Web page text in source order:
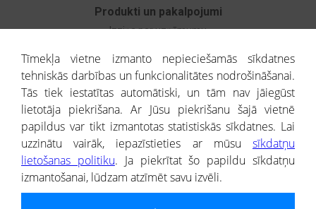
Produkti un pakalpojumi
Izziņa par uzņēmumu
Dzimtas koks
Uzņēmumu atlase
Monitorings
Kredītizziņa par ārvalstu uzņēmumiem
® CREDITREFORM Latvija
SIA
Tīmekļa vietne izmanto nepieciešamās sīkdatnes
tehniskās darbības un funkcionalitātes nodrošināšanai.
Tās tiek iestatītas automātiski, un tām nav jāiegūst
lietotāja piekrišana. Ar Jūsu piekrišanu šajā vietnē
papildus var tikt izmantotas statistiskās sīkdatnes. Lai
uzzinātu vairāk, iepazīstieties ar mūsu sīkdatņu
lietošanas politiku. Ja piekrītat šo papildu sīkdatņu
izmantošanai, lūdzam atzīmēt savu izvēli.